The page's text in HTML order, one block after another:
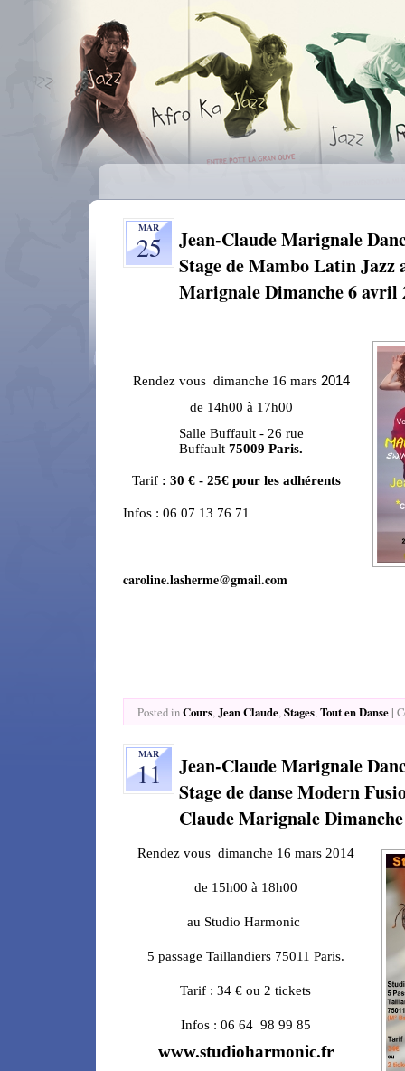
MAR
25
Jean-Claude Marignale
Stage de Mambo Latin Jazz
Marignale Dimanche 6 avril
Rendez vous dimanche 16 mars2014
de 14h00 à 17h00
Salle Buffault - 26 rue
Buffault 75009 Paris.
Tarif : 30 € - 25€ pour les adhérents
Infos : 06 07 13 76 71
caroline.lasherme@gmail.com
Posted inCours,Jean Claude,Stages,Tout en Danse |
MAR
11
Jean-Claude Marignale
Stage de danse Modern
Claude Marignale
Rendez vous dimanche 16 mars 2014
de 15h00 à 18h00
au Studio Harmonic
5 passage Taillandiers 75011 Paris.
Tarif : 34 € ou 2 tickets
Infos : 06 64 98 99 85
www.studioharmonic.fr